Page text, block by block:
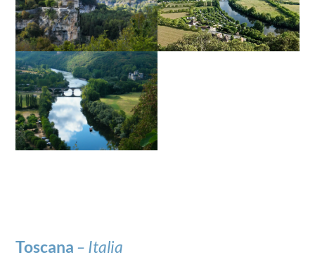
Toscana – Italia